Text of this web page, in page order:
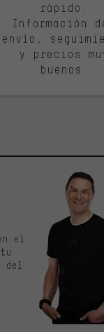
rápido.
Información
envío,
y precios
buenos.
el
del